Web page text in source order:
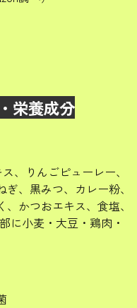
栄養成分
、りんごピューレー、
、黒みつ、カレー粉、
かつおエキス、食塩、
に小麦・大豆・鶏肉・